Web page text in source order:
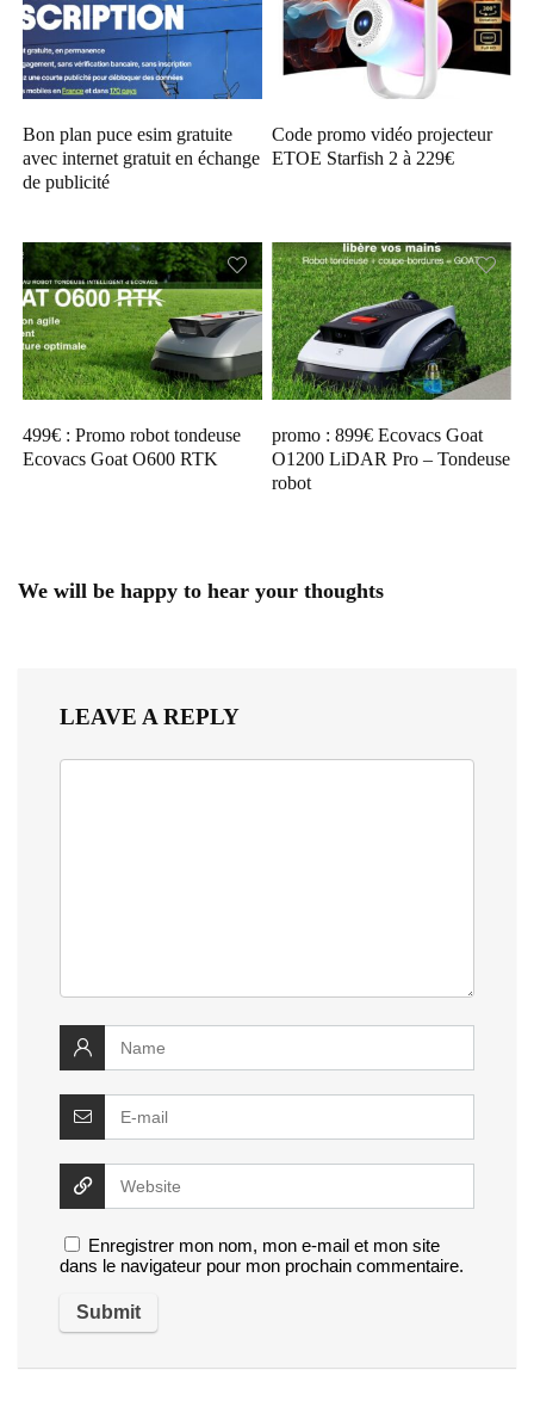
Bon plan puce esim gratuite
avec internet gratuit en échange
de publicité
Code promo vidéo projecteur
ETOE Starfish 2 à 229€
499€ : Promo robot tondeuse
Ecovacs Goat O600 RTK
promo : 899€ Ecovacs Goat
O1200 LiDAR Pro – Tondeuse
robot
We will be happy to hear your thoughts
LEAVE A REPLY
Enregistrer mon nom, mon e-mail et mon site
dans le navigateur pour mon prochain commentaire.